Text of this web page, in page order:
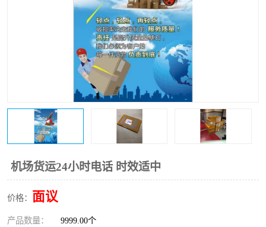
机场货运24小时电话 时效适中
价格： 面议
产品数量： 9999.00个